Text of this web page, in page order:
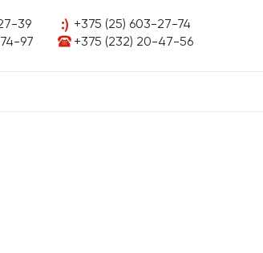
39
97
+375 (25) 603-27-74
+375 (232) 20-47-56